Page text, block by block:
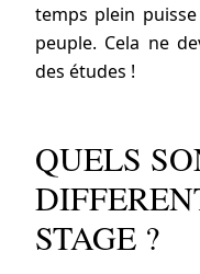
temps plein
peuple. Cela ne
des études !
QUELS
STAGE ?